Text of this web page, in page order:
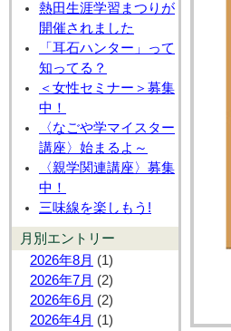
熱田生涯学習まつりが
開催されました
「耳石ハンター」って
知ってる？
＜女性セミナー＞募集
中！
〈なごや学マイスター
講座〉始まるよ～
〈親学関連講座〉募集
中！
三味線を楽しもう!
月別エントリー
2026年8月 (1)
2026年7月 (2)
2026年6月 (2)
2026年4月 (1)